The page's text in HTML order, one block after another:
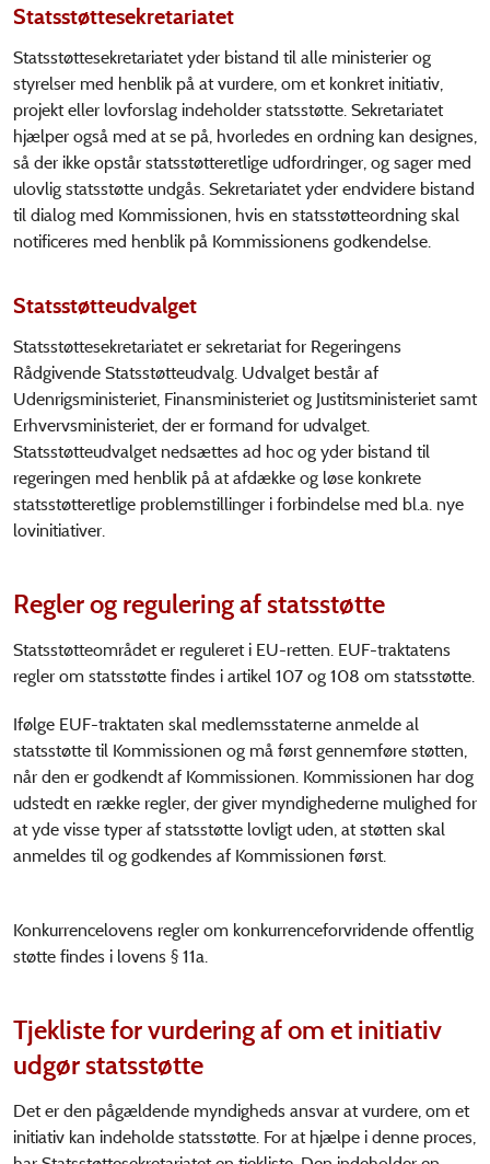
Statsstøttesekretariatet
Statsstøttesekretariatet yder bistand til alle ministerier og
styrelser med henblik på at vurdere, om et konkret initiativ,
projekt eller lovforslag indeholder statsstøtte. Sekretariatet
hjælper også med at se på, hvorledes en ordning kan designes,
så der ikke opstår statsstøtteretlige udfordringer, og sager med
ulovlig statsstøtte undgås. Sekretariatet yder endvidere bistand
til dialog med Kommissionen, hvis en statsstøtteordning skal
notificeres med henblik på Kommissionens godkendelse.
Statsstøtteudvalget
Statsstøttesekretariatet er sekretariat for Regeringens
Rådgivende Statsstøtteudvalg. Udvalget består af
Udenrigsministeriet, Finansministeriet og Justitsministeriet samt
Erhvervsministeriet, der er formand for udvalget.
Statsstøtteudvalget nedsættes ad hoc og yder bistand til
regeringen med henblik på at afdække og løse konkrete
statsstøtteretlige problemstillinger i forbindelse med bl.a. nye
lovinitiativer.
Regler og regulering af statsstøtte
Statsstøtteområdet er reguleret i EU-retten. EUF-traktatens
regler om statsstøtte findes i artikel 107 og 108 om statsstøtte.
Ifølge EUF-traktaten skal medlemsstaterne anmelde al
statsstøtte til Kommissionen og må først gennemføre støtten,
når den er godkendt af Kommissionen. Kommissionen har dog
udstedt en række regler, der giver myndighederne mulighed for
at yde visse typer af statsstøtte lovligt uden, at støtten skal
anmeldes til og godkendes af Kommissionen først.
Konkurrencelovens regler om konkurrenceforvridende offentlig
støtte findes i lovens § 11a.
Tjekliste for vurdering af om et initiativ
udgør statsstøtte
Det er den pågældende myndigheds ansvar at vurdere, om et
initiativ kan indeholde statsstøtte. For at hjælpe i denne proces,